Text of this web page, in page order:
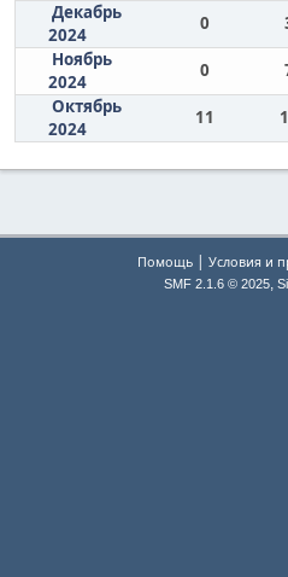
Декабрь
2024
0
Ноябрь
2024
0
Октябрь
2024
11
Помощь | Условия и
SMF 2.1.6 © 2025,